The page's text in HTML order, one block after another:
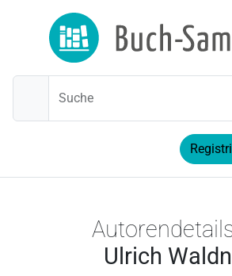
Suche
Ulrich